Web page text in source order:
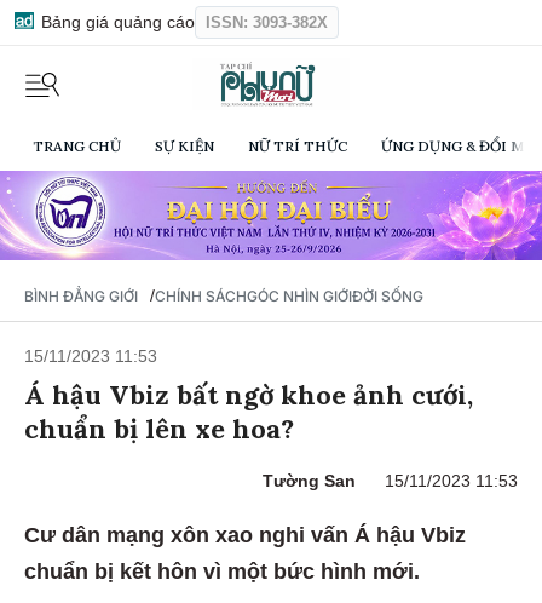
Bảng giá quảng cáo ISSN: 3093-382X
TRANG CHỦ SỰ KIỆN NỮ TRÍ THỨC ỨNG DỤNG & ĐỔI
BÌNH ĐẲNG GIỚI /CHÍNH SÁCHGÓC NHÌN GIỚIĐỜI SỐNG
15/11/2023 11:53
Á hậu Vbiz bất ngờ khoe ảnh cưới,
chuẩn bị lên xe hoa?
Tường San 15/11/2023 11:53
Cư dân mạng xôn xao nghi vấn Á hậu Vbiz
chuẩn bị kết hôn vì một bức hình mới.